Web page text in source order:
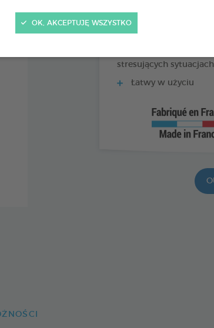
OK, AKCEPTUJĘ WSZYSTKOPołączenie roślin o
waleriana + passiflora +
Idealny w
stresujących sytuacjach
Łatwy w użyciu